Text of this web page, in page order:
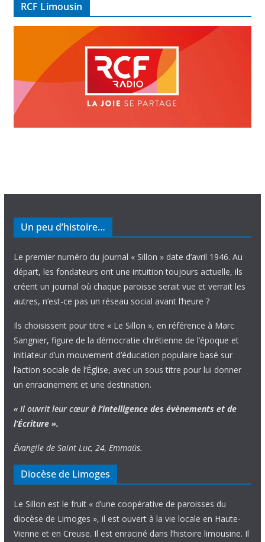
RCF Limousin
Un peu d’histoire…
Le premier numéro du journal « Sillon » date d’avril 1946. Au
départ, les fondateurs ont une intuition toujours actuelle, ils
créent un journal où chaque paroisse serait vue et verrait les
autres, n’est-ce pas un réseau social avant l’heure ?
Ils choisissent pour titre « Le Sillon », en référence à Marc
Sangnier, figure de la démocratie chrétienne de l’époque et
initiateur d’un mouvement d’éducation populaire basé sur
l’action sociale de l’Église, avec un sous titre pour lui donner
un enracinement et une destination.
« Il ouvrit leur cœur à l’intelligence des évènements et de
l’Écriture ».
Évangile de Saint Luc, 24, Emmaüs.
Diocèse de Limoges
Le Sillon est le fruit « d’une coopérative de paroisses du
diocèse de Limoges », il est ouvert à la vie locale en Haute-
Vienne et en Creuse. Il est enraciné dans l’histoire limousine. Il